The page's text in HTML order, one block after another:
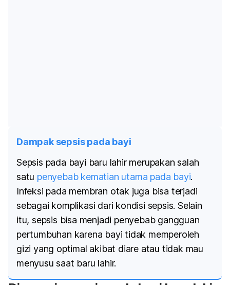
Dampak sepsis pada bayi
Sepsis pada bayi baru lahir merupakan salah
satu penyebab kematian utama pada bayi.
Infeksi pada membran otak juga bisa terjadi
sebagai komplikasi dari kondisi sepsis. Selain
itu, sepsis bisa menjadi penyebab gangguan
pertumbuhan karena bayi tidak memperoleh
gizi yang optimal akibat diare atau tidak mau
menyusu saat baru lahir.